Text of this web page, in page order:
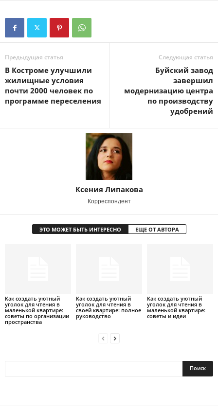
Предыдущая статья
В Костроме улучшили
жилищные условия
почти 2000 человек по
программе переселения
Следующая статья
Буйский завод
завершил
модернизацию центра
по производству
удобрений
Ксения Липакова
Корреспондент
ЭТО МОЖЕТ БЫТЬ ИНТЕРЕСНО ЕЩЕ ОТ АВТОРА
Как создать уютный
уголок для чтения в
маленькой квартире:
советы по организации
пространства
Как создать уютный
уголок для чтения в
своей квартире: полное
руководство
Как создать уютный
уголок для чтения в
маленькой квартире:
советы и идеи